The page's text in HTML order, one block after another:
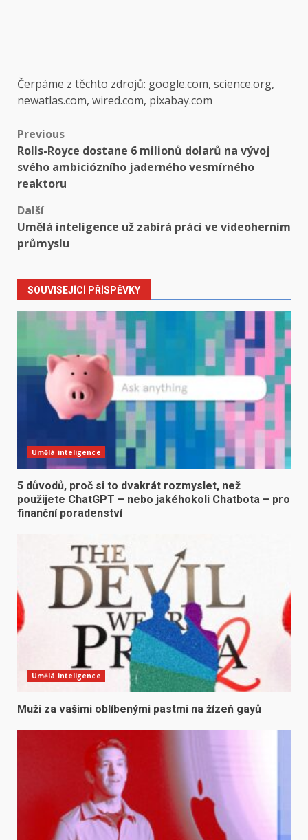
Čerpáme z těchto zdrojů: google.com, science.org,
newatlas.com, wired.com, pixabay.com
Post
navigation
Previous
Rolls-Royce dostane 6 milionů dolarů na vývoj
svého ambiciózního jaderného vesmírného
reaktoru
Další
Umělá inteligence už zabírá práci ve videoherním
průmyslu
SOUVISEJÍCÍ PŘÍSPĚVKY
Umělá inteligence
5 důvodů, proč si to dvakrát rozmyslet, než
použijete ChatGPT – nebo jakéhokoli Chatbota – pro
finanční poradenství
Umělá inteligence
Muži za vašimi oblíbenými pastmi na žízeň gayů